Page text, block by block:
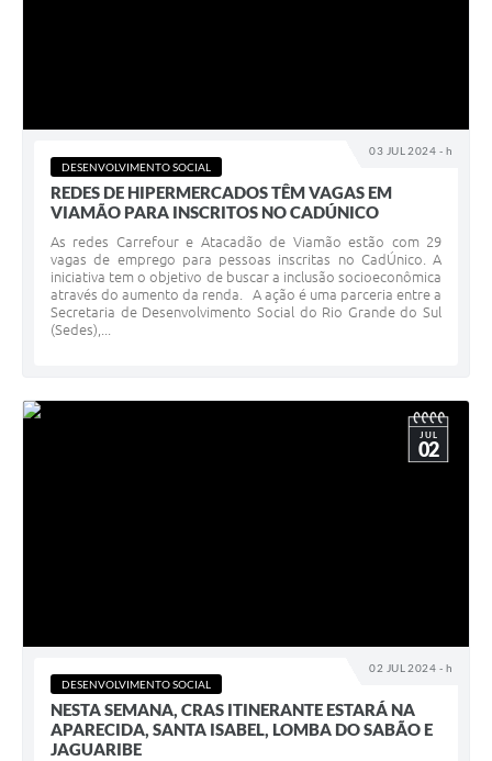
03 JUL 2024 - h
DESENVOLVIMENTO SOCIAL
REDES DE HIPERMERCADOS TÊM VAGAS EM
VIAMÃO PARA INSCRITOS NO CADÚNICO
As redes Carrefour e Atacadão de Viamão estão com 29
vagas de emprego para pessoas inscritas no CadÚnico. A
iniciativa tem o objetivo de buscar a inclusão socioeconômica
através do aumento da renda. A ação é uma parceria entre a
Secretaria de Desenvolvimento Social do Rio Grande do Sul
(Sedes),...
02 JUL 2024 - h
JUL
02
DESENVOLVIMENTO SOCIAL
NESTA SEMANA, CRAS ITINERANTE ESTARÁ NA
APARECIDA, SANTA ISABEL, LOMBA DO SABÃO E
JAGUARIBE